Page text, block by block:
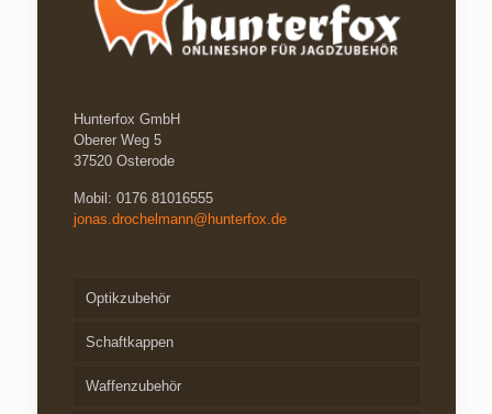
Hunterfox GmbH
Oberer Weg 5
37520 Osterode
Mobil: 0176 81016555
jonas.drochelmann@hunterfox.de
Optikzubehör
Schaftkappen
Waffenzubehör